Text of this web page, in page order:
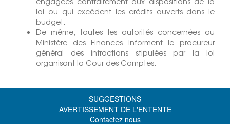
loi ou qui excèdent les crédits ouverts dans le
budget.
De même, toutes les autorités concernées au
Ministère des Finances informent le procureur
général des infractions stipulées par la loi
organisant la Cour des Comptes.
SUGGESTIONS
AVERTISSEMENT DE L'ENTENTE
Contactez nous